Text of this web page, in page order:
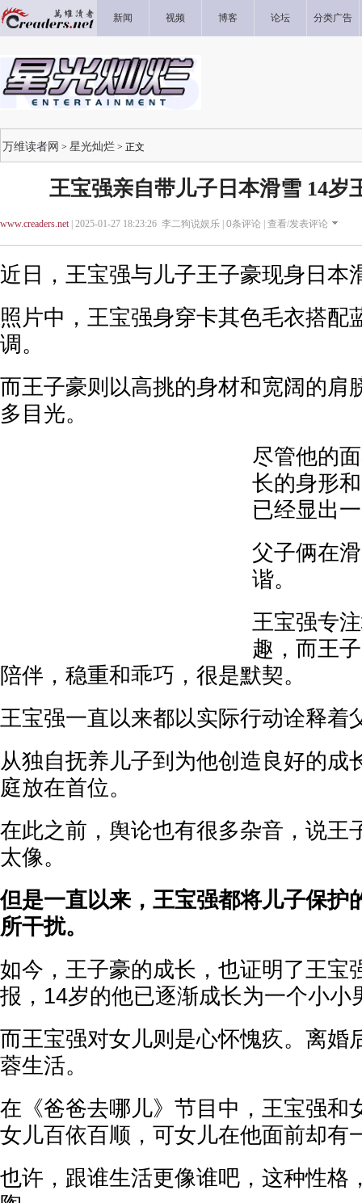
新闻 视频 博客 论坛 分类广告
万维读者网 > 星光灿烂 > 正文
王宝强亲自带儿子日本滑雪 14岁
www.creaders.net| 2025-01-27 18:23:26 李二狗说娱乐 | 0条评论 | 查看/发表评论
近日，王宝强与儿子王子豪现身日本
照片中，王宝强身穿卡其色毛衣搭配
调。
而王子豪则以高挑的身材和宽阔的肩
多目光。
尽管他的
长的身形
已经显出
父子俩在
谐。
王宝强专
趣，而王
陪伴，稳重和乖巧，很是默契。
王宝强一直以来都以实际行动诠释着
从独自抚养儿子到为他创造良好的成
庭放在首位。
在此之前，舆论也有很多杂音，说王
太像。
但是一直以来，王宝强都将儿子保护
所干扰。
如今，王子豪的成长，也证明了王宝
报，14岁的他已逐渐成长为一个小小
而王宝强对女儿则是心怀愧疚。离婚
蓉生活。
在《爸爸去哪儿》节目中，王宝强和
女儿百依百顺，可女儿在他面前却有
也许，跟谁生活更像谁吧，这种性格